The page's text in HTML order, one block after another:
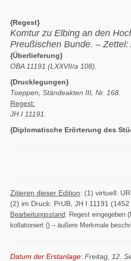
{Regest}
Komtur zu Elbing an den
Preußischen Bunde. –
{Überlieferung}
OBA 11191 (LXXVII/a 108).
{Drucklegungen}
Toeppen, Ständeakten III, Nr. 168.
Regest:
JH I 11191.
{Diplomatische Erörterung des
Zitieren dieser Edition: (1) virtuell:
(2) im Druck: PrUB, JH I 11191 (1452
Bearbeitungsstand: Regest eingegeben
kollationiert () – äußere Merkmale
Datum der Erstanlage: Freitag, 12.